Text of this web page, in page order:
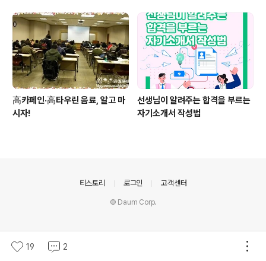
高카페인·高타우린 음료, 알고 마
시자!
선생님이 알려주는 합격을 부르는
자기소개서 작성법
19 2
티스토리 로그인 고객센터
© Daum Corp.